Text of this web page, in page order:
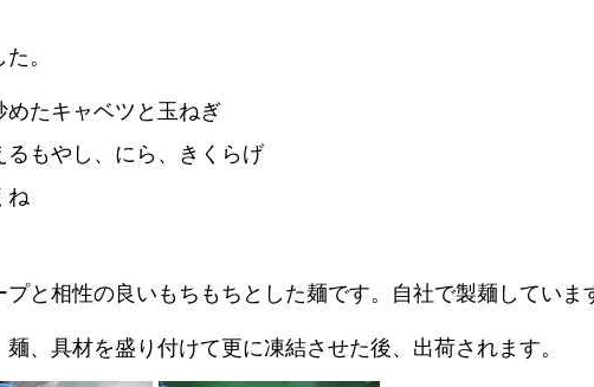
。
めたキャベツと玉ねぎ
るもやし、にら、きくらげ
ね
プと相性の良いもちもちとした麺です。自社で製麺していま
、具材を盛り付けて更に凍結させた後、出荷されます。